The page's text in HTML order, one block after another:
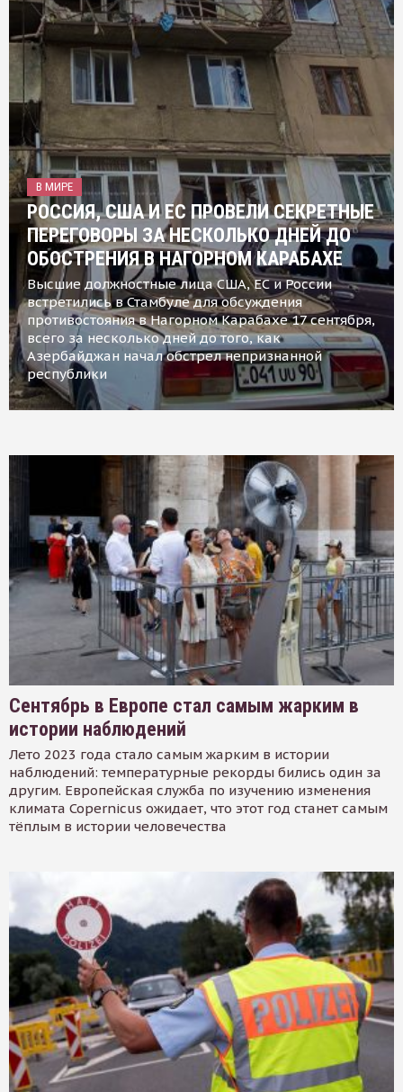
В МИРЕ
РОССИЯ, США И ЕС ПРОВЕЛИ СЕКРЕТНЫЕ
ПЕРЕГОВОРЫ ЗА НЕСКОЛЬКО ДНЕЙ ДО
ОБОСТРЕНИЯ В НАГОРНОМ КАРАБАХЕ
Высшие должностные лица США, ЕС и России
встретились в Стамбуле для обсуждения
противостояния в Нагорном Карабахе 17 сентября,
всего за несколько дней до того, как
Азербайджан начал обстрел непризнанной
республики
Сентябрь в Европе стал самым жарким в
истории наблюдений
Лето 2023 года стало самым жарким в истории
наблюдений: температурные рекорды бились один за
другим. Европейская служба по изучению изменения
климата Copernicus ожидает, что этот год станет самым
тёплым в истории человечества